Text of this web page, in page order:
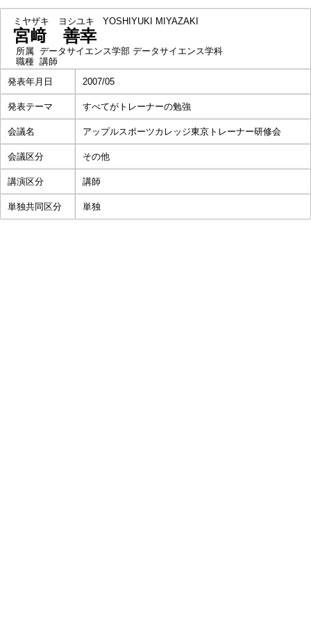
ミヤザキ ヨシユキ YOSHIYUKI MIYAZAKI
宮﨑 善幸
所属 データサイエンス学部 データサイエンス学科
職種 講師
発表年月日
2007/05
発表テーマ すべてがトレーナーの勉強
会議名 アップルスポーツカレッジ東京トレーナー研修会
会議区分 その他
講演区分 講師
単独共同区分 単独